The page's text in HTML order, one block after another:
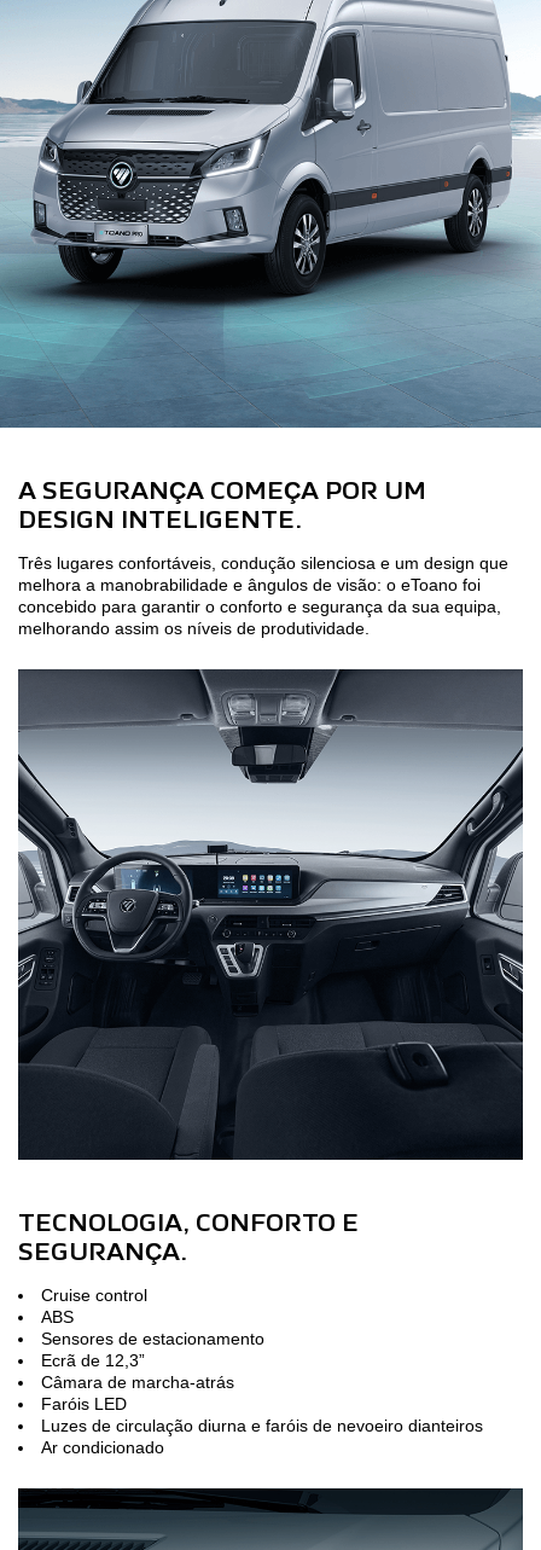
A SEGURANÇA COMEÇA POR UM
DESIGN INTELIGENTE.
Três lugares confortáveis, condução silenciosa e um design que
melhora a manobrabilidade e ângulos de visão: o eToano foi
concebido para garantir o conforto e segurança da sua equipa,
melhorando assim os níveis de produtividade.
TECNOLOGIA, CONFORTO E
SEGURANÇA.
Cruise control
ABS
Sensores de estacionamento
Ecrã de 12,3”
Câmara de marcha-atrás
Faróis LED
Luzes de circulação diurna e faróis de nevoeiro dianteiros
Ar condicionado